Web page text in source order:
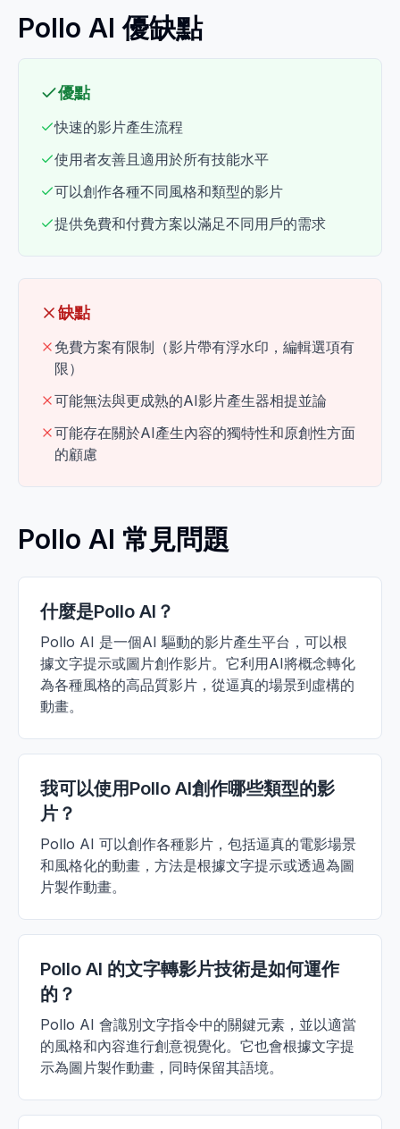
Pollo AI 優缺點
優點
快速的影片產生流程
使用者友善且適用於所有技能水平
可以創作各種不同風格和類型的影片
提供免費和付費方案以滿足不同用戶的需求
缺點
免費方案有限制（影片帶有浮水印，編輯選項有
限）
可能無法與更成熟的AI影片產生器相提並論
可能存在關於AI產生內容的獨特性和原創性方面
的顧慮
Pollo AI 常見問題
什麼是Pollo AI？
Pollo AI 是一個AI 驅動的影片產生平台，可以根
據文字提示或圖片創作影片。它利用AI將概念轉化
為各種風格的高品質影片，從逼真的場景到虛構的
動畫。
我可以使用Pollo AI創作哪些類型的影
片？
Pollo AI 可以創作各種影片，包括逼真的電影場景
和風格化的動畫，方法是根據文字提示或透過為圖
片製作動畫。
Pollo AI 的文字轉影片技術是如何運作
的？
Pollo AI 會識別文字指令中的關鍵元素，並以適當
的風格和內容進行創意視覺化。它也會根據文字提
示為圖片製作動畫，同時保留其語境。